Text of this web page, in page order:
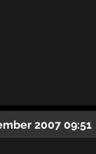
2007 09:51